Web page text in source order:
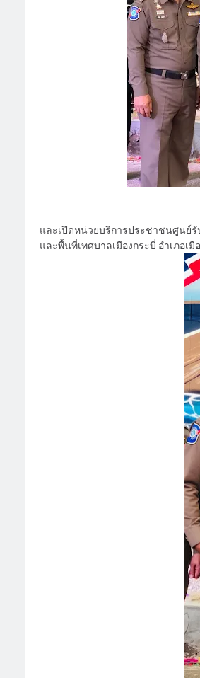
และเปิดหน่วยบริการประชาชนศูนย์รั
และพื้นที่เทศบาลเมืองกระบี่ อำเภอเมื